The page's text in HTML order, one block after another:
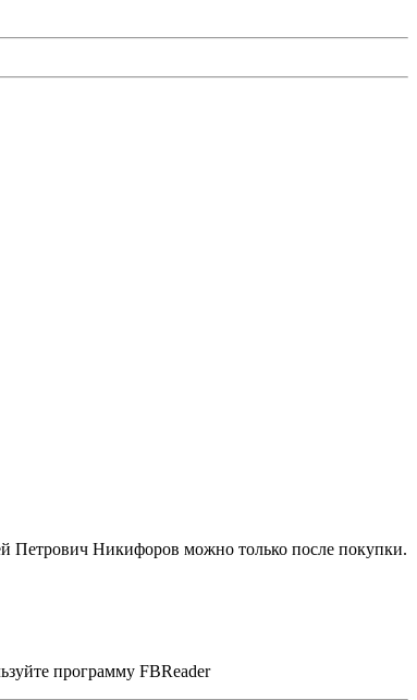
Петрович Никифоров можно только после покупки.
программу FBReader